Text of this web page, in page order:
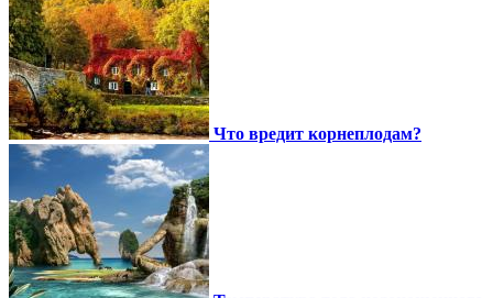
Что вредит корнеплодам?